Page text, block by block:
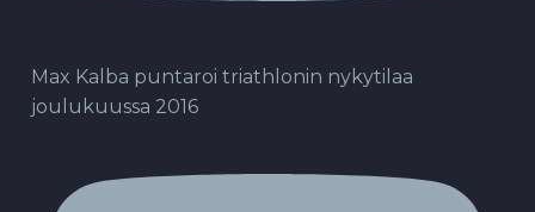
Max Kalba puntaroi triathlonin nykytilaa
joulukuussa 2016